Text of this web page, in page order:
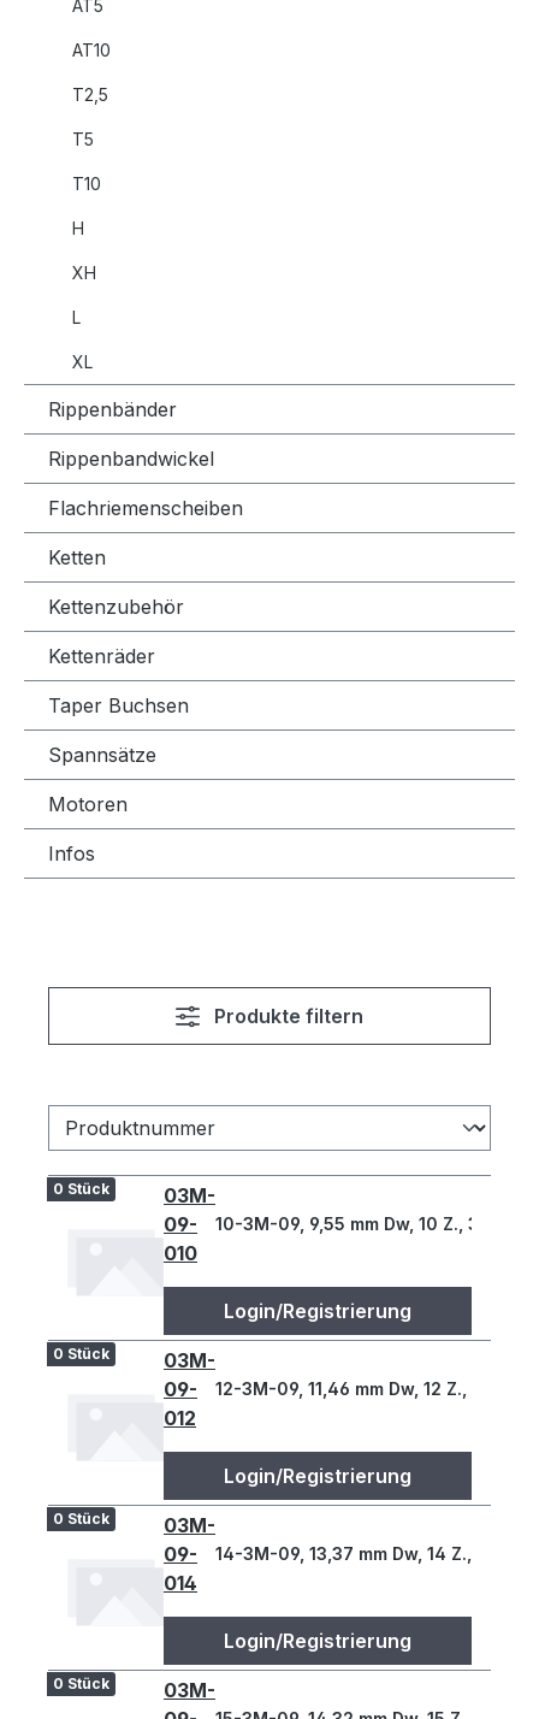
AT5
AT10
T2,5
T5
T10
H
XH
L
XL
Rippenbänder
Rippenbandwickel
Flachriemenscheiben
Ketten
Kettenzubehör
Kettenräder
Taper Buchsen
Spannsätze
Motoren
Infos
Produkte filtern
0 Stück
03M-
09-
010
10-3M-09, 9,55 mm Dw, 10 Z., 3 T
Login/Registrierung
0 Stück
03M-
09-
012
12-3M-09, 11,46 mm Dw, 12 Z., 3 T
Login/Registrierung
0 Stück
03M-
09-
014
14-3M-09, 13,37 mm Dw, 14 Z., 3 T
Login/Registrierung
0 Stück
03M-